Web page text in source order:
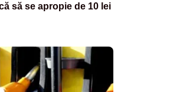
să se apropie de 10 lei